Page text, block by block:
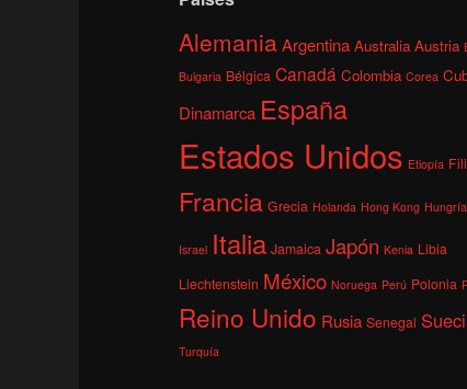
AlemaniaArgentina Australia Austria
Bulgaria Bélgica Canadá Colombia Corea
Dinamarca España
Estados Unidos Etiopía
Francia Grecia Holanda Hong Kong Hungría
Israel Italia Jamaica Japón Kenia Libia
Liechtenstein México Noruega Perú Polonia
Reino Unido Rusia Senegal
Turquía